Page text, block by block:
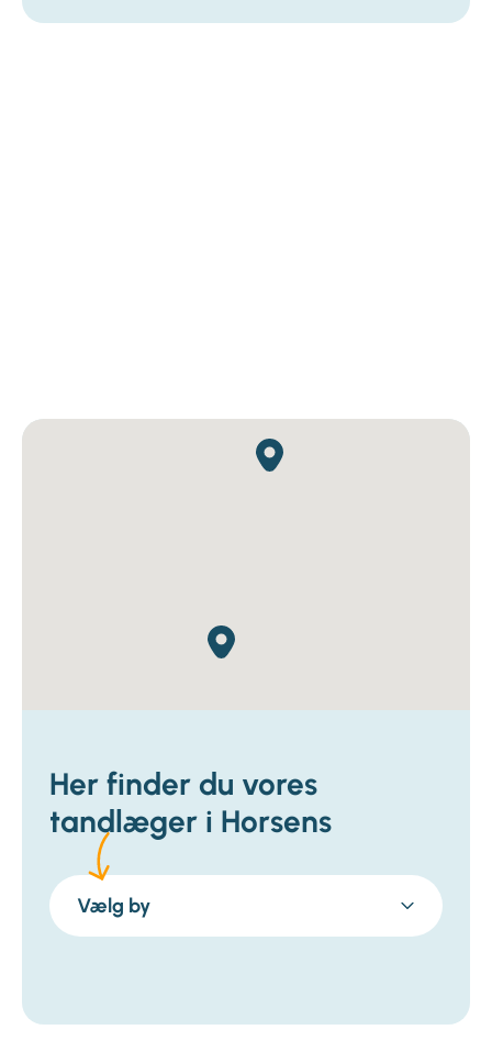
Her finder du vores
tandlæger i Horsens
Vælg by